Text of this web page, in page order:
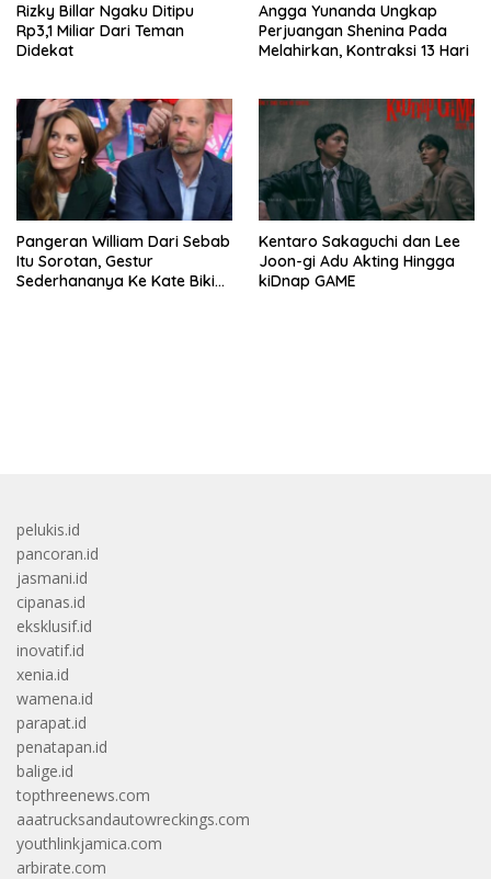
Rizky Billar Ngaku Ditipu
Rp3,1 Miliar Dari Teman
Didekat
Angga Yunanda Ungkap
Perjuangan Shenina Pada
Melahirkan, Kontraksi 13 Hari
Pangeran William Dari Sebab
Itu Sorotan, Gestur
Sederhananya Ke Kate Bikin
Kentaro Sakaguchi dan Lee
Joon-gi Adu Akting Hingga
kiDnap GAME
pelukis.id
pancoran.id
jasmani.id
cipanas.id
eksklusif.id
inovatif.id
xenia.id
wamena.id
parapat.id
penatapan.id
balige.id
topthreenews.com
aaatrucksandautowreckings.com
youthlinkjamica.com
arbirate.com